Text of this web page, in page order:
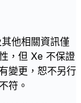
他相關資訊僅
，但 Xe 不保證
變更，恕不另行
符。